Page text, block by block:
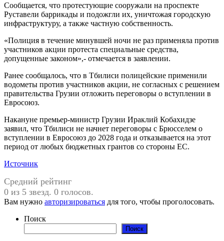
Сообщается, что протестующие сооружали на проспекте
Руставели баррикады и подожгли их, уничтожая городскую
инфраструктуру, а также частную собственность.
«Полиция в течение минувшей ночи не раз применяла против
участников акции протеста специальные средства,
допущенные законом»,- отмечается в заявлении.
Ранее сообщалось, что в Тбилиси полицейские применили
водометы против участников акции, не согласных с решением
правительства Грузии отложить переговоры о вступлении в
Евросоюз.
Накануне премьер-министр Грузии Ираклий Кобахидзе
заявил, что Тбилиси не начнет переговоры с Брюсселем о
вступлении в Евросоюз до 2028 года и отказывается на этот
период от любых бюджетных грантов со стороны ЕС.
Источник
Средний рейтинг
0 из 5 звезд. 0 голосов.
Вам нужно авторизироваться для того, чтобы проголосовать.
Поиск
Поиск